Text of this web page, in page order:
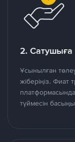
2. Сатушыға
Ұсынылған
жіберіңіз. Фиат
түймесін